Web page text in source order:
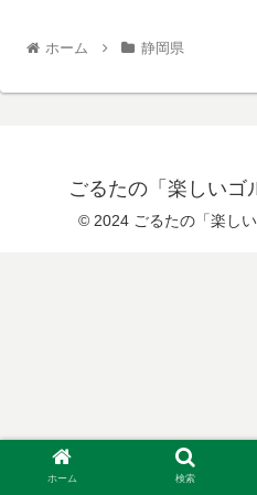
ホーム 静岡県
ごるたの「楽しいゴ
© 2024 ごるたの「楽し
ホーム 検索